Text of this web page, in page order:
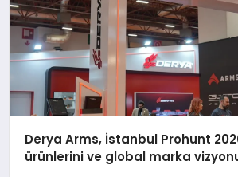
Derya Arms, İstanbul Prohunt
ürünlerini ve global marka